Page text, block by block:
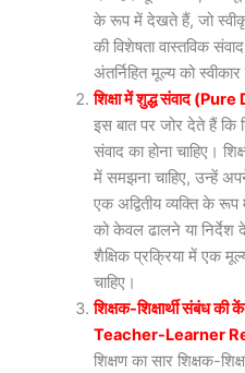
के रूप में देखते हैं, जो
की विशेषता वास्तविक
अंतर्निहित मूल्य को
शिक्षा में शुद्ध संवाद
इस बात पर जोर देते हैं कि
संवाद का होना चाहिए।
में समझना चाहिए, उन्हें
एक अद्वितीय व्यक्ति के रूप
को केवल ढालने या निर्देश
शैक्षिक प्रक्रिया में एक
चाहिए।
शिक्षक-शिक्षार्थी संबंध
Teacher-Learner
शिक्षण का सार शिक्षक-